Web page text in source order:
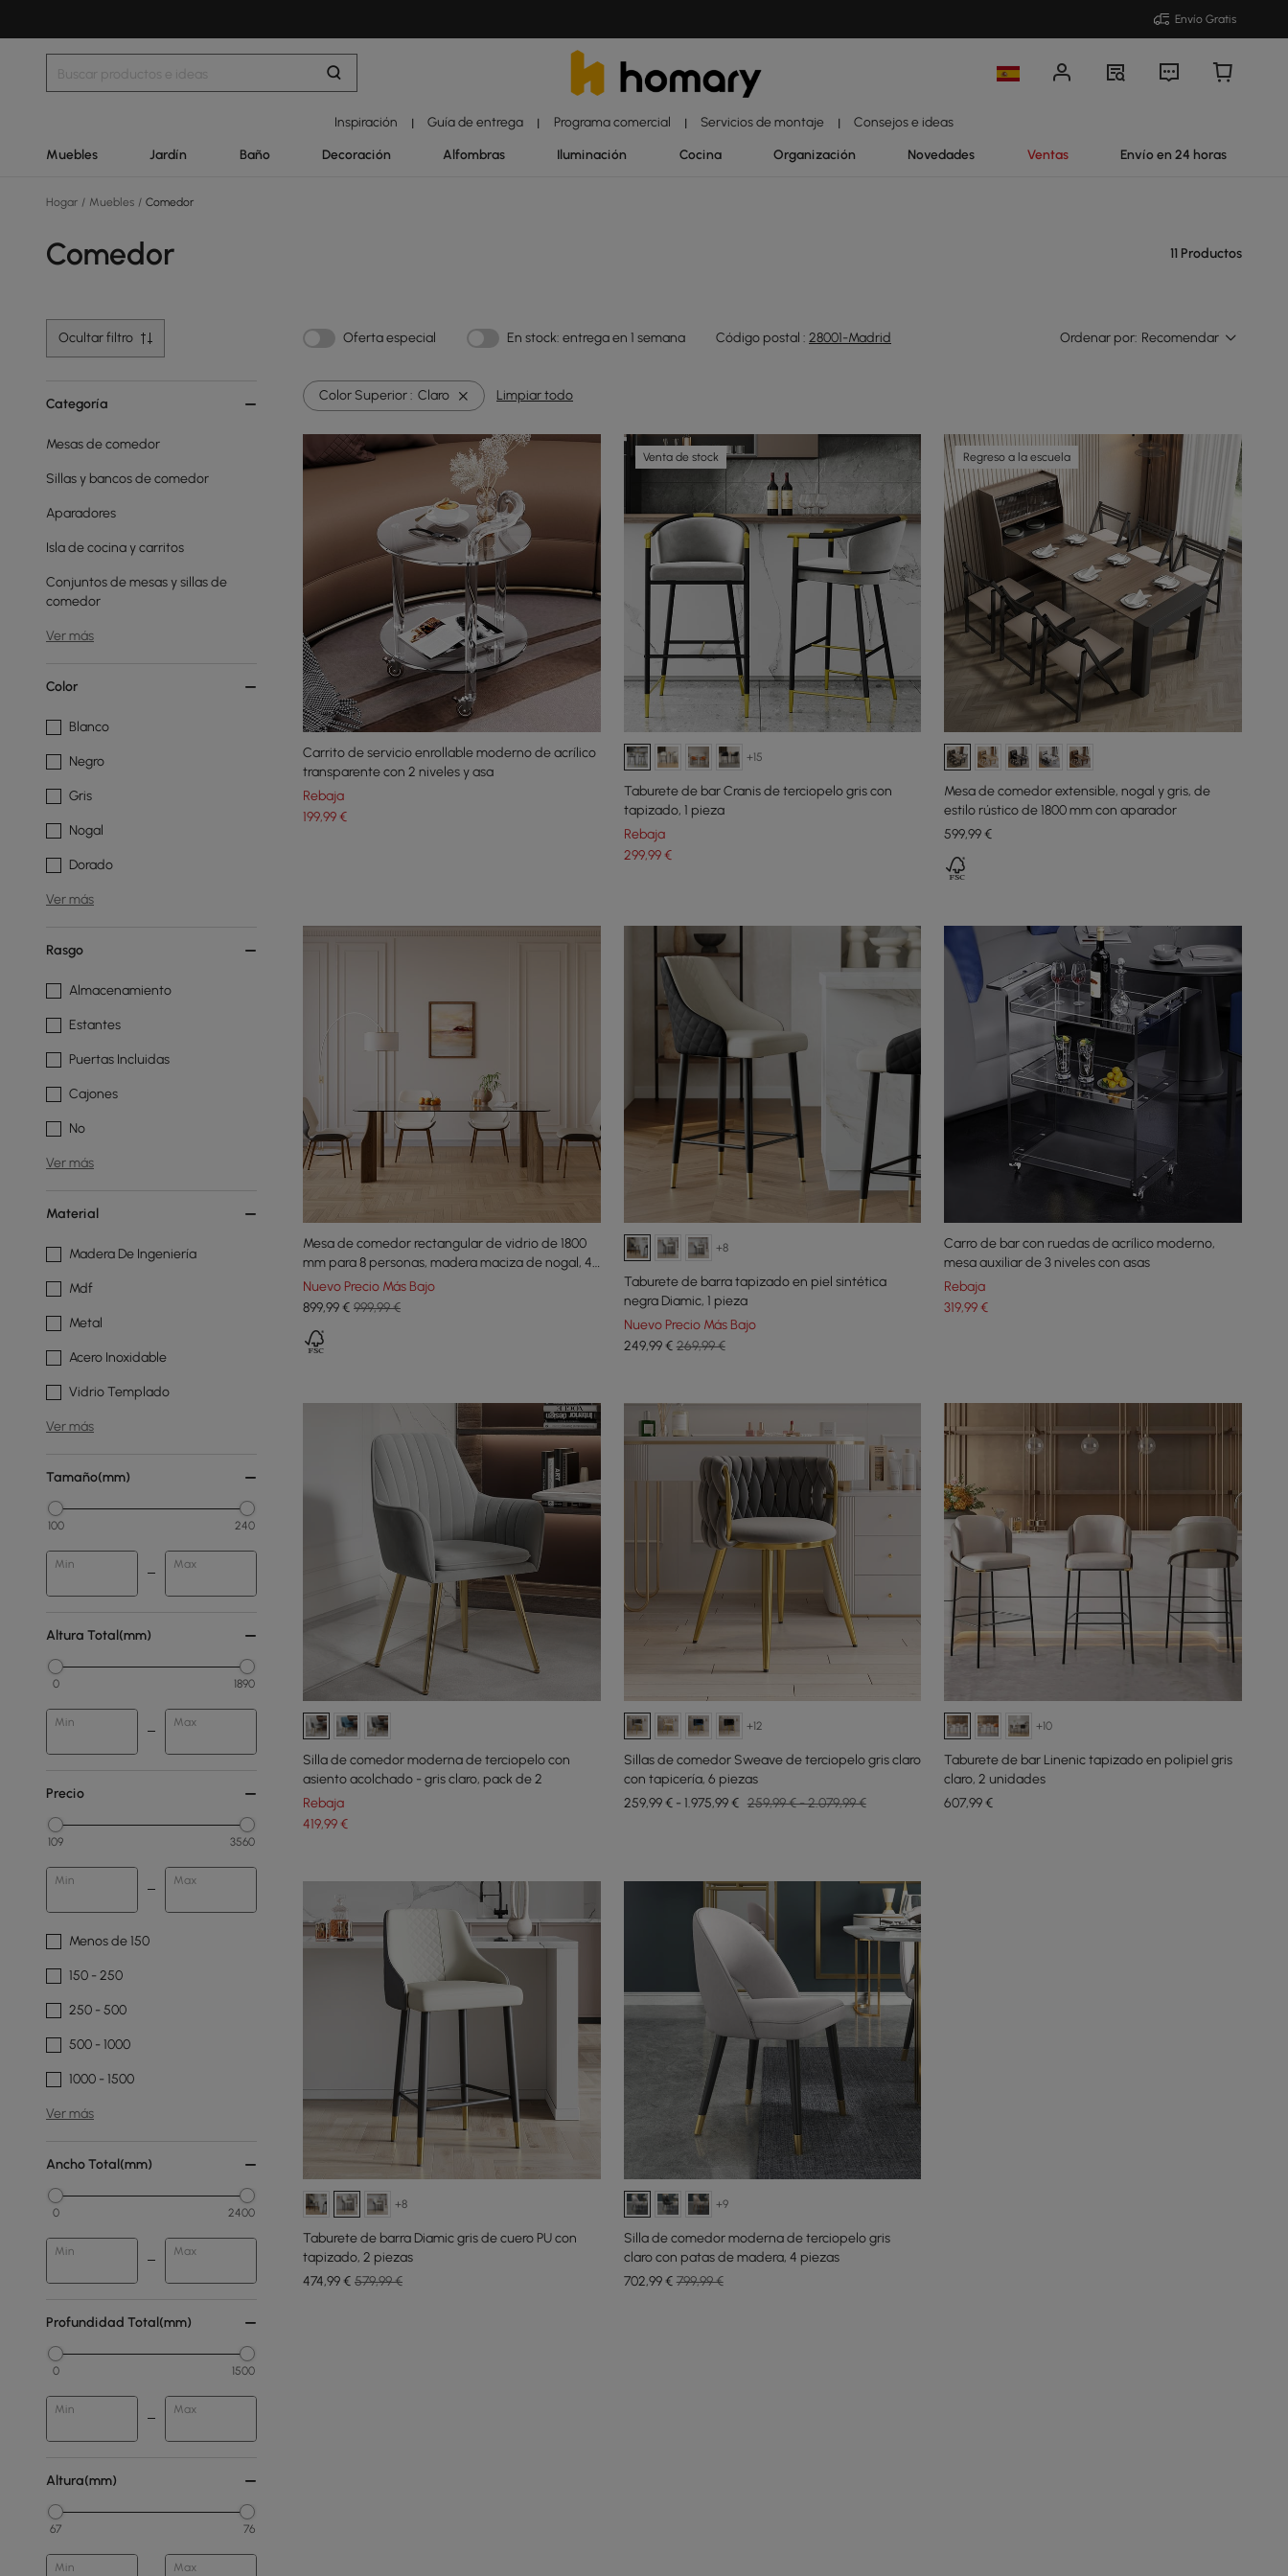
Envío Gratis
Inspiración | Guía de entrega | Programa comercial | Servicios de montaje | Consejos e ideas
Muebles Jardín Baño Decoración Alfombras Iluminación Cocina Organización Novedades Ventas Envío en 24 horas
Hogar / Muebles / Comedor
Comedor 11 Productos
Ocultar filtro Oferta especial En stock: entrega en 1 semana Código postal : 28001-Madrid Ordenar por: Recomendar
Categoría
Mesas de comedor
Sillas y bancos de comedor
Aparadores
Isla de cocina y carritos
Conjuntos de mesas y sillas de
comedor
Ver más
Color
Blanco
Negro
Gris
Nogal
Dorado
Ver más
Rasgo
Almacenamiento
Estantes
Puertas Incluidas
Cajones
No
Ver más
Material
Madera De Ingeniería
Mdf
Metal
Acero Inoxidable
Vidrio Templado
Ver más
Tamaño(mm)
100 240
Min Max
Altura Total(mm)
0 1890
Min Max
Precio
109 3560
Min Max
Menos de 150
150 - 250
250 - 500
500 - 1000
1000 - 1500
Ver más
Ancho Total(mm)
0 2400
Min Max
Profundidad Total(mm)
0 1500
Min Max
Altura(mm)
67 76
Min Max
Color Superior : Claro Limpiar todo
Carrito de servicio enrollable moderno de acrílico
transparente con 2 niveles y asa
Rebaja
199,99€
Venta de stock
+15
Taburete de bar Cranis de terciopelo gris con
tapizado, 1 pieza
Rebaja
299,99€
Regreso a la escuela
Mesa de comedor extensible, nogal y gris, de
estilo rústico de 1800 mm con aparador
599,99€
Mesa de comedor rectangular de vidrio de 1800
mm para 8 personas, madera maciza de nogal, 4
patas
Nuevo Precio Más Bajo
899,99€ 999,99 €
+8
Taburete de barra tapizado en piel sintética
negra Diamic, 1 pieza
Nuevo Precio Más Bajo
249,99€ 269,99 €
Carro de bar con ruedas de acrílico moderno,
mesa auxiliar de 3 niveles con asas
Rebaja
319,99€
Silla de comedor moderna de terciopelo con
asiento acolchado - gris claro, pack de 2
Rebaja
419,99€
+12
Sillas de comedor Sweave de terciopelo gris claro
con tapicería, 6 piezas
259,99 € - 1.975,99 € 259,99 € - 2.079,99 €
+10
Taburete de bar Linenic tapizado en polipiel gris
claro, 2 unidades
607,99€
+8
Taburete de barra Diamic gris de cuero PU con
tapizado, 2 piezas
474,99€ 579,99 €
+9
Silla de comedor moderna de terciopelo gris
claro con patas de madera, 4 piezas
702,99€ 799,99 €